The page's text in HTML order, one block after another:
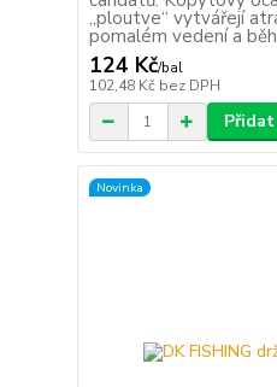
„ploutve“ vytvářejí
pomalém vedení a
124 Kč/bal
102,48 Kč bez DPH
Novinka